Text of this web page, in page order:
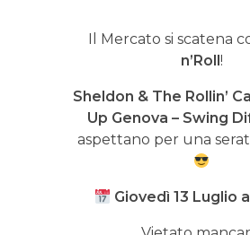
Il Mercato si scatena
n’Roll!
Sheldon & The Rollin’
Up Genova – Swing
aspettano per una
Giovedì 13 Luglio